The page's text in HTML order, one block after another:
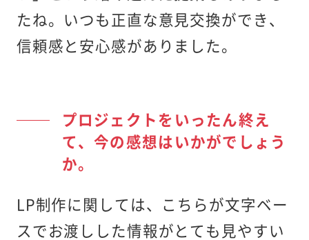
たね。いつも正直な意見交換ができ、
信頼感と安心感がありました。
プロジェクトをいったん終え
て、今の感想はいかがでしょう
か。
LP制作に関しては、こちらが文字ベー
スでお渡しした情報がとても見やすい